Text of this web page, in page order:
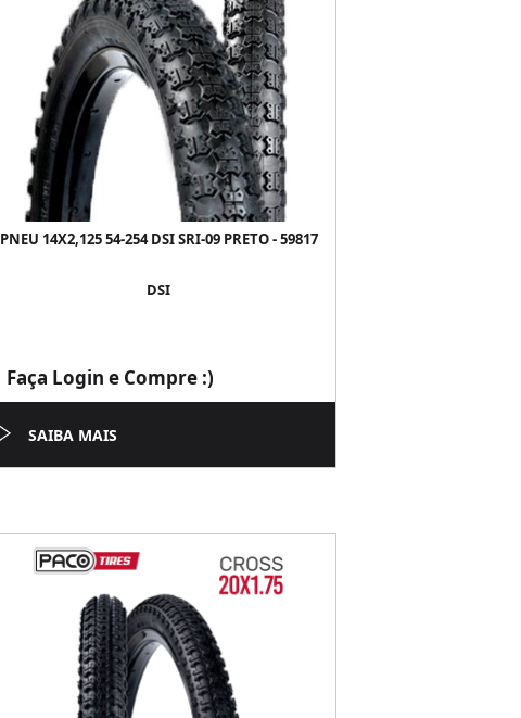
PNEU 14X2,125 54-254 DSI SRI-09 PRETO - 59817
DSI
Faça Login e Compre :)
SAIBA MAIS